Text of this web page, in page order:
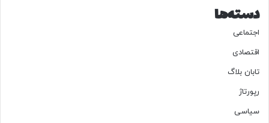
دسته‌ها
اجتماعی
اقتصادی
تابان بلاگ
رپورتاژ
سیاسی